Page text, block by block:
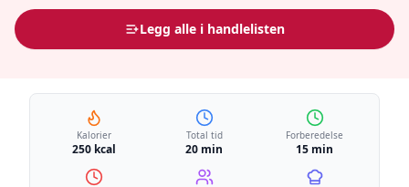
Legg alle i handlelisten
Kalorier
250 kcal
Total tid
20 min
Forberedelse
15 min